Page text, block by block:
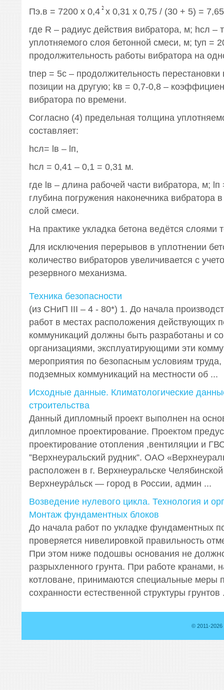
Пэ.в = 7200 х 0,4 х 0,31 х 0,75 / (30 + 5) =
где R – радиус действия вибратора, м; hсл –
уплотняемого слоя бетонной смеси, м; tуп =
продолжительность работы вибратора на
tпep = 5с – продолжительность перестановки
позиции на другую; kв = 0,7-0,8 –
вибратора по времени.
Согласно (4) предельная толщина
составляет:
hсл= lв – lп,
hсл = 0,41 – 0,1 = 0,31 м.
где lв – длина рабочей части вибратора, м;
глубина погружения наконечника вибратора
слой смеси.
На практике укладка бетона ведётся слоями
Для исключения перерывов в уплотнении
количество вибраторов увеличивается с
резервного механизма.
Техника безопасности
(из СНиП III – 4 - 80*) 1. До начала
работ в местах расположения действующих
коммуникаций должны быть разработаны и
организациями, эксплуатирующими эти
мероприятия по безопасным условиям
подземных коммуникаций на местности об ...
Исходные данные. Климатологические
строительства
Данный дипломный проект выполнен на
дипломное проектирование. Проектом
проектирование отопления ,вентиляции и
”Верхнеуральский рудник”. ОАО
расположен в г. Верхнеуральске
Верхнеура́льск — город в России, админ ...
Возведение нулевого цикла. Технология и
Монтаж фундаментных блоков
До начала работ по укладке фундаментных
проверяется нивелировкой правильность
При этом ниже подошвы основания не
разрыхленного грунта. При работе кранами,
котловане, принимаются специальные меры
сохранности естественной структуры грунтов
© 2011-2026